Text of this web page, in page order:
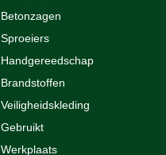
Betonzagen
Sproeiers
Handgereedschap
Brandstoffen
Veiligheidskleding
Gebruikt
Werkplaats